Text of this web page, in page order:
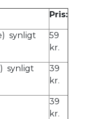
Pris:
synligt
59
kr.
synligt
39
kr.
39
kr.